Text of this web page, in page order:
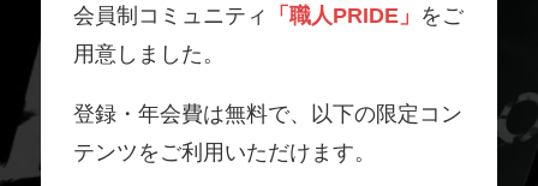
会員制コミュニティ
「職人PRIDE」 をご
用意しました。
登録・年会費は無料で、以下の限定コン
テンツをご利用いただけます。